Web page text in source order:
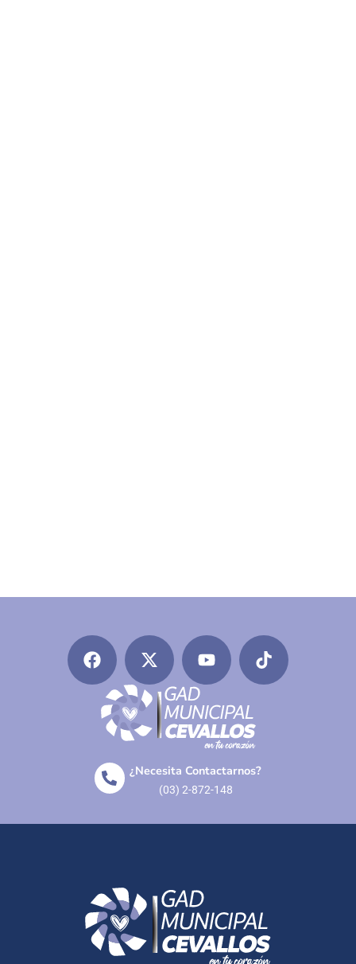
¿Necesita Contactarnos?
(03) 2-872-148